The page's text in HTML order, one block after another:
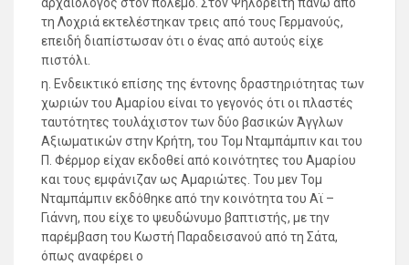
αρχαιολόγος στον πόλεμο. Στον Ψηλορείτη πάνω από
τη Λοχριά εκτελέστηκαν τρεις από τους Γερμανούς,
επειδή διαπίστωσαν ότι ο ένας από αυτούς είχε
πιστόλι.
η. Ενδεικτικό επίσης της έντονης δραστηριότητας των
χωριών του Αμαρίου είναι το γεγονός ότι οι πλαστές
ταυτότητες τουλάχιστον των δύο βασικών Άγγλων
Αξιωματικών στην Κρήτη, του Τομ Νταμπάμπιν και του
Π. Φέρμορ είχαν εκδοθεί από κοινότητες του Αμαρίου
και τους εμφάνιζαν ως Αμαριώτες. Του μεν Τομ
Νταμπάμπιν εκδόθηκε από την κοινότητα του Αϊ –
Γιάννη, που είχε το ψευδώνυμο βαπτιστής, με την
παρέμβαση του Κωστή Παραδεισανού από τη Σάτα,
όπως αναφέρει ο